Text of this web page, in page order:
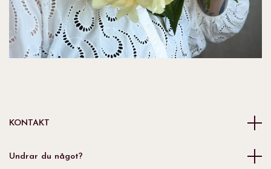
KONTAKT
Undrar du något?